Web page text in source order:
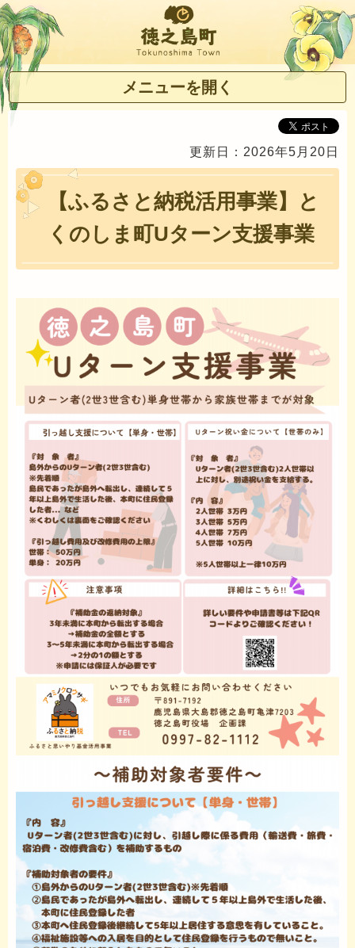
徳之島町
メニューを開く
更新日：2026年5月20日
【ふるさと納税活用事業】と
くのしま町Uターン支援事業